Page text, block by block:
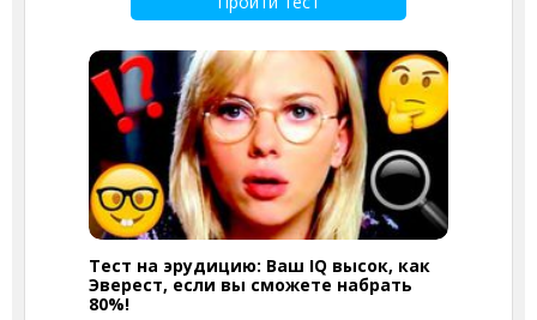
Тест на эрудицию: Ваш IQ высок, как
Эверест, если вы сможете набрать
80%!